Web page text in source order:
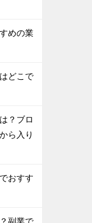
めの業
どこで
？ブロ
ら入り
おすす
副業で